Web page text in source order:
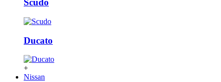
Scudo
Ducato
+
Nissan